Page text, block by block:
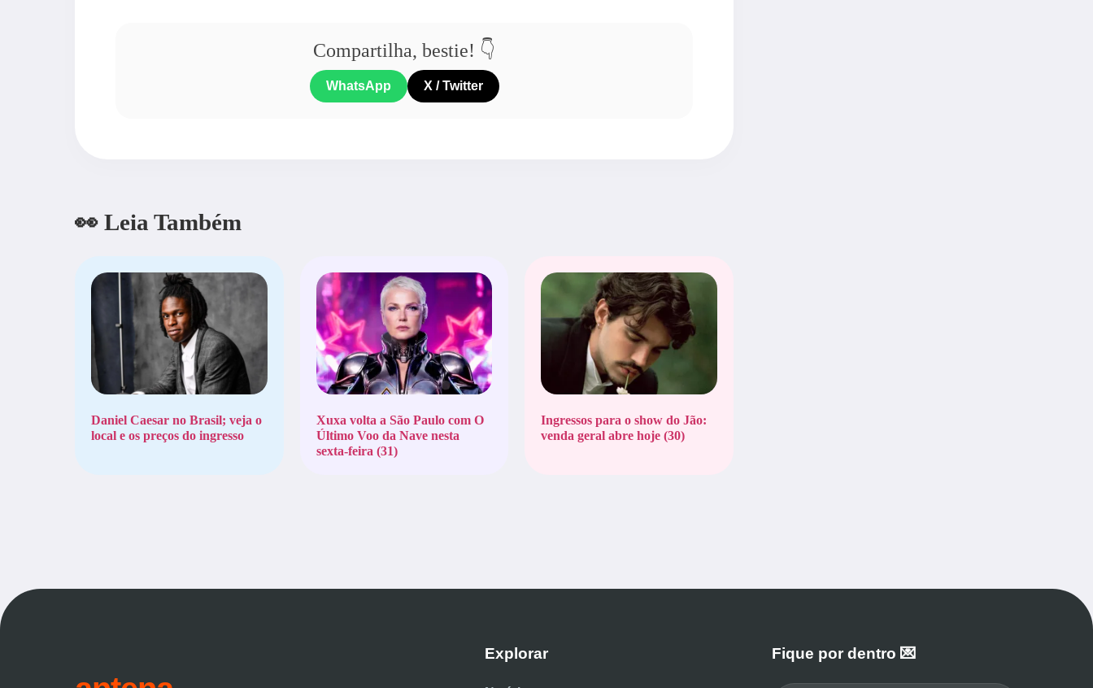
Compartilha, bestie! 👇
WhatsApp X / Twitter
👀 Leia Também
Daniel Caesar no Brasil; veja o
local e os preços do ingresso
Xuxa volta a São Paulo com O
Último Voo da Nave nesta
sexta-feira (31)
Ingressos para o show do Jão:
venda geral abre hoje (30)
Explorar Fique por dentro 💌